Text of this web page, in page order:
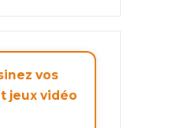
vos
jeux vidéo